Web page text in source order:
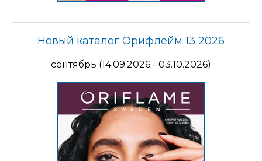
Новый каталог Орифлейм 13 2026
сентябрь (14.09.2026 - 03.10.2026)